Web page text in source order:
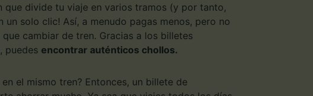
que divide tu viaje en varios tramos (y por tanto,
un solo clic! Así, a menudo pagas menos, pero no
cambiar de tren. Gracias a los billetes
puedes encontrar auténticos chollos.
el mismo tren? Entonces, un billete de